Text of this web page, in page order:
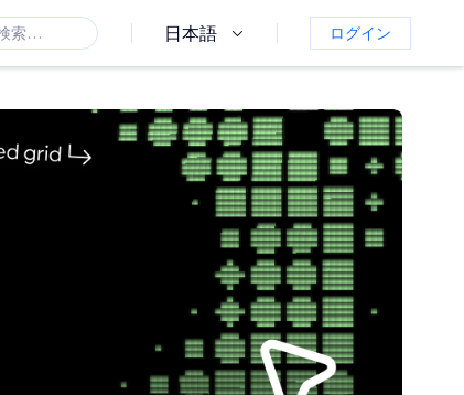
日本語 ログイン